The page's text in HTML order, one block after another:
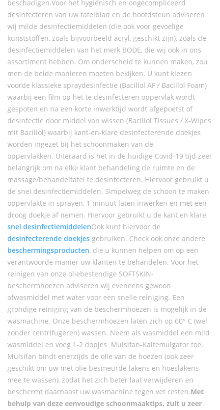
beschadigen.Voor het hygiënisch en ongecompliceerd
desinfecteren van uw tafelblad en de hoofdsteun adviseren
wij milde desinfectiemiddelen (die ook voor gevoelige
kunststoffen, zoals bijvoorbeeld acryl, geschikt zijn), zoals de
desinfectiemiddelen van het merk BODE, die wij ook in ons
assortiment hebben. Om onderscheid te kunnen maken, zou
men de beide manieren moeten bekijken. U kunt kiezen
voorde klassieke spraydesinfectie (Bacillol AF / Bacillol Foam)
waarbij een film op het te desinfecteren oppervlak wordt
gespoten en na een korte inwerktijd wordt afgepoetst of
desinfectie door middel van wissen (Bacillol Tissues / X-Wipes
mit Bacillol) waarbij kant-en-klare desinfecterende doekjes
worden ingezet bij het schoonmaken van de
oppervlakken. Uiteraard is het in de huidige Covid-19 tijd zeer
belangrijk om na elke klant behandeling de ruimte en de
massage/behandeltafel te desinfecteren. Hiervoor gebruikt u
de snel desinfectiemiddelen. Simpelweg de schoon te maken
oppervlakte in sprayen, 1 minuut laten inwerken en met een
droog doekje af nemen. Hiervoor gebruikt u de kant en klare
snel desinfectiemiddelenOok kunt hiervoor de
desinfecterende doekjes gebruiken. Check ook onze andere
beschermingsproducten, die u kunnen helpen om op een
verantwoorde manier uw klanten te behandelen. Voor het
reinigen van onze oliebestendige SOFTSKIN-
beschermhoezen adviseren wij eveneens gewoon
afwasmiddel met water voor een snelle reiniging. Een
grondige reiniging van de beschermhoezen is mogelijk in de
wasmachine. Onze beschermhoezen laten zich op 60° C (wel
zonder centrifugeren) wassen. Neem als wasmiddel een mild
wasmiddel en voeg 1-2 dopjes Mulsifan-Kaltemulgator toe.
Mulsifan bindt enerzijds de olie van de hoezen (ook zeer
geschikt om uw met olie besmeurde lakens en hoeslakens
mee te wassen), zodat het zich beter laat verwijderen en
beschermt daarnaast uw wasmachine tegen vet resten.Met
behulp van deze eenvoudige schoonmaaktips, zult u zeer